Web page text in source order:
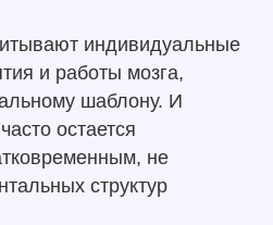
индивидуальные
и работы мозга,
шаблону. И
остается
не
структур